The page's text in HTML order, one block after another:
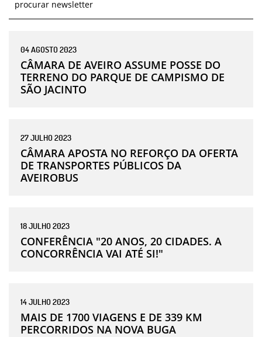
04AGOSTO2023
CÂMARA DE AVEIRO ASSUME POSSE DO
TERRENO DO PARQUE DE CAMPISMO DE
SÃO JACINTO
27JULHO2023
CÂMARA APOSTA NO REFORÇO DA OFERTA
DE TRANSPORTES PÚBLICOS DA
AVEIROBUS
18JULHO2023
CONFERÊNCIA "20 ANOS, 20 CIDADES. A
CONCORRÊNCIA VAI ATÉ SI!"
14JULHO2023
MAIS DE 1700 VIAGENS E DE 339 KM
PERCORRIDOS NA NOVA BUGA